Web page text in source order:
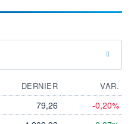
DERNIER
VAR.
79,26 -0,20%